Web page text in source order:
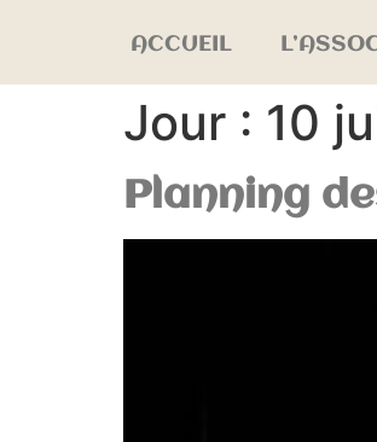
ACCUEIL
Jour : 10
Planning